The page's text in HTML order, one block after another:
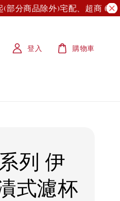
商品除外)宅配、超商 699 免運
登入 購物車
列 伊
式濾杯